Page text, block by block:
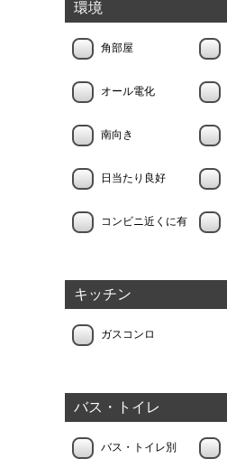
環境
角部屋
オール電化
南向き
日当たり良好
コンビニ近くに有
キッチン
ガスコンロ
バス・トイレ
バス・トイレ別